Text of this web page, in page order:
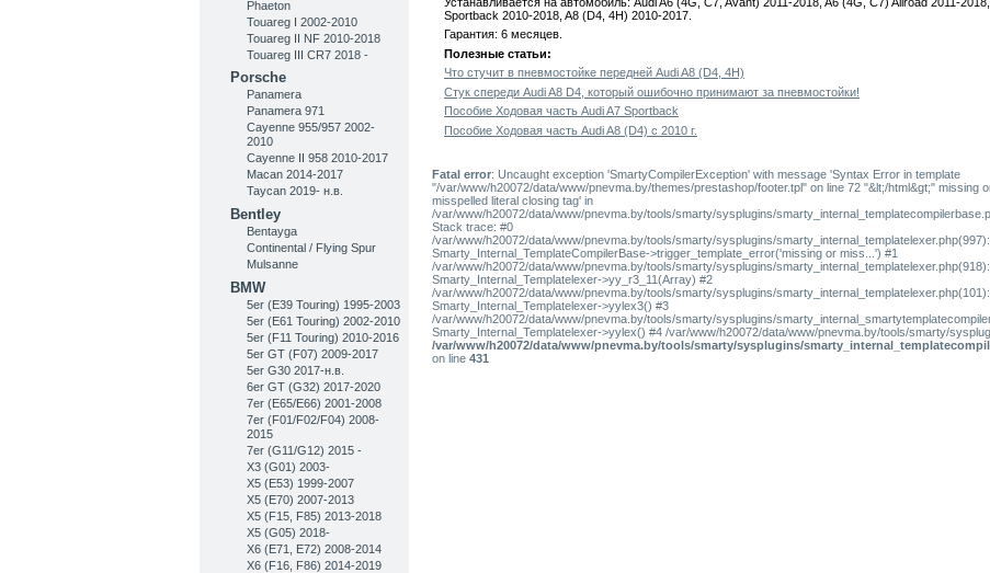
Phaeton
Touareg I 2002-2010
Touareg II NF 2010-2018
Touareg III CR7 2018 -
Porsche
Panamera
Panamera 971
Cayenne 955/957 2002-
2010
Cayenne II 958 2010-2017
Macan 2014-2017
Taycan 2019- н.в.
Bentley
Bentayga
Continental / Flying Spur
Mulsanne
BMW
5er (E39 Touring) 1995-2003
5er (E61 Touring) 2002-2010
5er (F11 Touring) 2010-2016
5er GT (F07) 2009-2017
5er G30 2017-н.в.
6er GT (G32) 2017-2020
7er (E65/E66) 2001-2008
7er (F01/F02/F04) 2008-
2015
7er (G11/G12) 2015 -
X3 (G01) 2003-
X5 (E53) 1999-2007
X5 (E70) 2007-2013
X5 (F15, F85) 2013-2018
X5 (G05) 2018-
X6 (E71, E72) 2008-2014
X6 (F16, F86) 2014-2019
Sportback 2010-2018 , A8 (D4, 4H) 2010-2017.
Гарантия: 6 месяцев.
Полезные статьи:
Что стучит в пневмостойке передней Audi A8 (D4, 4H)
Стук спереди Audi A8 D4, который ошибочно принимают за пневмостойки!
Пособие Ходовая часть Audi A7 Sportback
Пособие Ходовая часть Audi A8 (D4) с 2010 г.
Fatal error: Uncaught exception 'SmartyCompilerException' with message 'Syntax Error in template
"/var/www/h20072/data/www/pnevma.by/themes/prestashop/footer.tpl" on line 72 "&lt;/html&gt;" missing
misspelled literal closing tag' in
/var/www/h20072/data/www/pnevma.by/tools/smarty/sysplugins/
Stack trace: #0
/var/www/h20072/data/www/pnevma.by/tools/smarty/sysplugins/smarty_internal_templatelexer.php(997):
Smarty_Internal_TemplateCompilerBase->trigger_template_error('missing or miss...') #1
/var/www/h20072/data/www/pnevma.by/tools/smarty/sysplugins/smarty_internal_templatelexer.php(918):
Smarty_Internal_Templatelexer->yy_r3_11(Array) #2
/var/www/h20072/data/www/pnevma.by/tools/smarty/sysplugins/smarty_internal_templatelexer.php(101):
Smarty_Internal_Templatelexer->yylex3() #3
/var/www/h20072/data/www/pnevma.by/tools/smarty/sysplugins/
Smarty_Internal_Templatelexer->yylex() #4 /var/www/h20072/data/www/pnevma.by/tools/smarty/
/var/www/h20072/data/www/pnevma.by/tools/smarty/sysplugins/
on line 431